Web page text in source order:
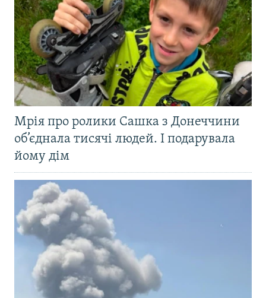
Мрія про ролики Сашка з Донеччини
об’єднала тисячі людей. І подарувала
йому дім